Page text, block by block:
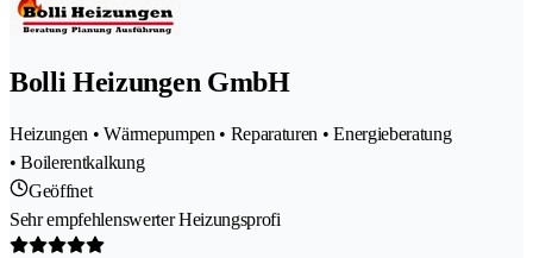
Bolli Heizungen GmbH
Heizungen • Wärmepumpen • Reparaturen • Energieberatung
• Boilerentkalkung
Geöffnet
Sehr empfehlenswerter Heizungsprofi